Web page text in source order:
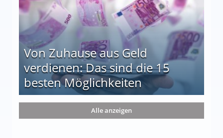
Von Zuhause aus Geld
verdienen: Das sind die 15
besten Möglichkeiten
die 15 besten Möglichkeiten
Alle anzeigen